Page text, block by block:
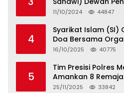
11/10/2024 44847
4
Syarikat Islam (SI)
Doa Bersama
Syarikat Islam Doa
16/10/2025 40775
5
Tim Presisi Polres
Amankan 8
Tawuran
25/11/2025 33842